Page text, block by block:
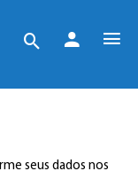
seus dados nos